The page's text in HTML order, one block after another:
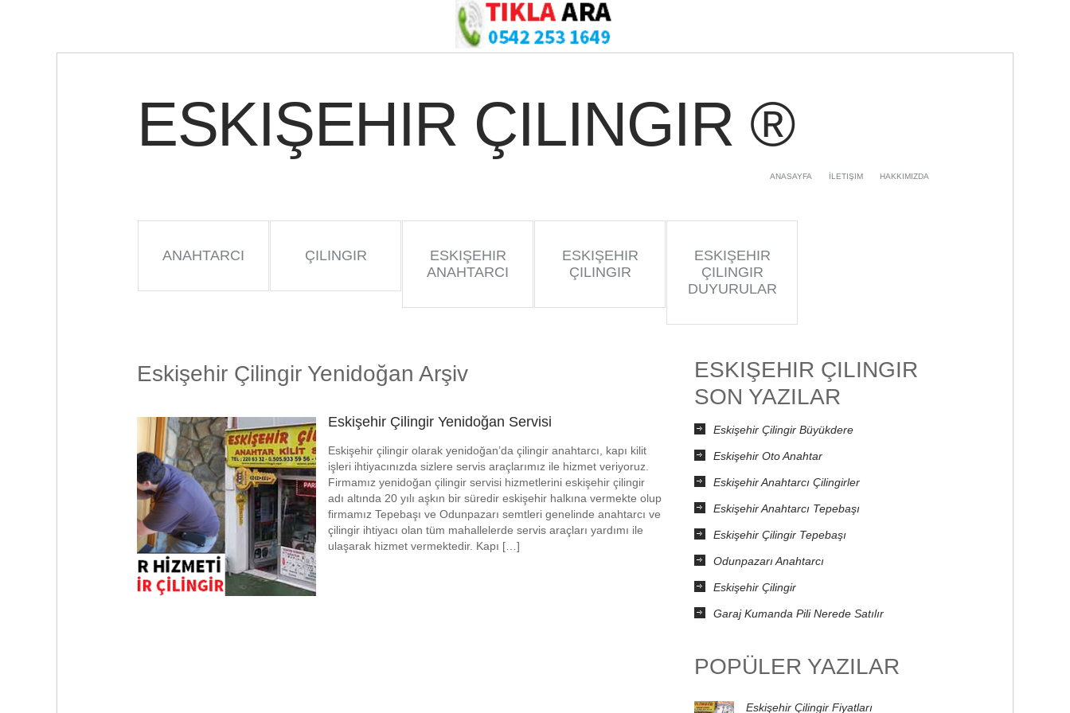
ESKIŞEHIR ÇILINGIR ®
ANASAYFA İLETIŞIM HAKKIMIZDA
ANAHTARCI ÇILINGIR
ESKIŞEHIR
ANAHTARCI
ESKIŞEHIR
ÇILINGIR
ESKIŞEHIR
ÇILINGIR
DUYURULAR
Eskişehir Çilingir Yenidoğan Arşiv
Eskişehir Çilingir Yenidoğan Servisi
Eskişehir çilingir olarak yenidoğan’da çilingir anahtarcı, kapı kilit
işleri ihtiyacınızda sizlere servis araçlarımız ile hizmet veriyoruz.
Firmamız yenidoğan çilingir servisi hizmetlerini eskişehir çilingir
adı altında 20 yılı aşkın bir süredir eskişehir halkına vermekte olup
firmamız Tepebaşı ve Odunpazarı semtleri genelinde anahtarcı ve
çilingir ihtiyacı olan tüm mahallelerde servis araçları yardımı ile
ulaşarak hizmet vermektedir. Kapı […]
ESKIŞEHIR ÇILINGIR
SON YAZILAR
Eskişehir Çilingir Büyükdere
Eskişehir Oto Anahtar
Eskişehir Anahtarcı Çilingirler
Eskişehir Anahtarcı Tepebaşı
Eskişehir Çilingir Tepebaşı
Odunpazarı Anahtarcı
Eskişehir Çilingir
Garaj Kumanda Pili Nerede Satılır
POPÜLER YAZILAR
Eskişehir Çilingir Fiyatları